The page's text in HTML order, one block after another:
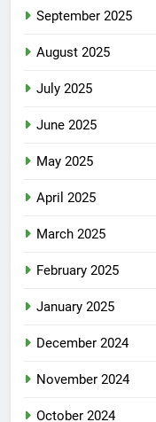
September 2025
August 2025
July 2025
June 2025
May 2025
April 2025
March 2025
February 2025
January 2025
December 2024
November 2024
October 2024